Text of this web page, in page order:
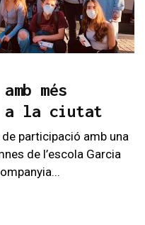
més
a la ciutat
participació amb una
de l’escola Garcia